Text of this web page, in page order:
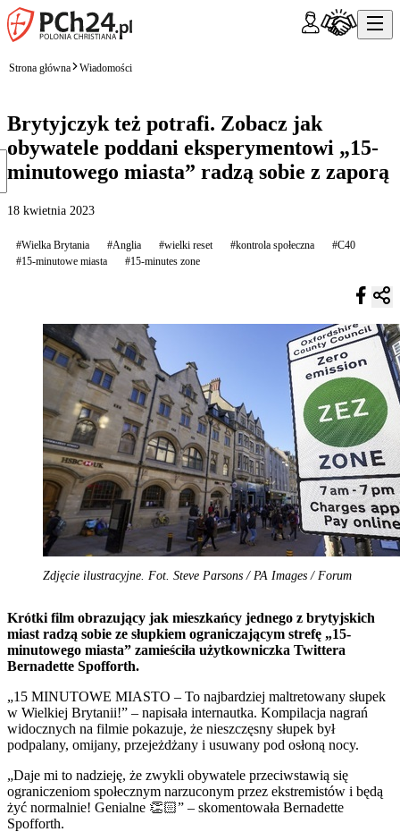
Strona główna Wiadomości
Brytyjczyk też potrafi. Zobacz jak
obywatele poddani eksperymentowi „15-
minutowego miasta” radzą sobie z zaporą
18 kwietnia 2023
#Wielka Brytania #Anglia #wielki reset #kontrola społeczna
#C40
#15-minutowe miasta
#15-minutes zone
Zdjęcie ilustracyjne. Fot. Steve Parsons / PA Images / Forum
Krótki film obrazujący jak mieszkańcy jednego z brytyjskich
miast radzą sobie ze słupkiem ograniczającym strefę „15-
minutowego miasta” zamieściła użytkowniczka Twittera
Bernadette Spofforth.
„15 MINUTOWE MIASTO – To najbardziej maltretowany słupek
w Wielkiej Brytanii!” – napisała internautka. Kompilacja nagrań
widocznych na filmie pokazuje, że nieszczęsny słupek był
podpalany, omijany, przejeżdżany i usuwany pod osłoną nocy.
„Daje mi to nadzieję, że zwykli obywatele przeciwstawią się
ograniczeniom społecznym narzuconym przez ekstremistów i będą
żyć normalnie! Genialne 👏🏻” – skomentowała Bernadette
Spofforth.